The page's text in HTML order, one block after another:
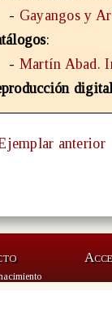
- Gayangos y
:
- Martín Abad.
anterior